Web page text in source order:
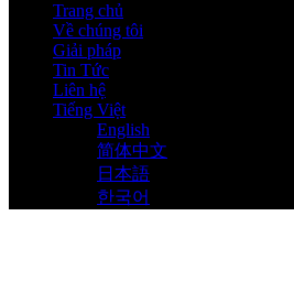
Trang chủ
Về chúng tôi
Giải pháp
Tin Tức
Liên hệ
Tiếng Việt
English
简体中文
日本語
한국어